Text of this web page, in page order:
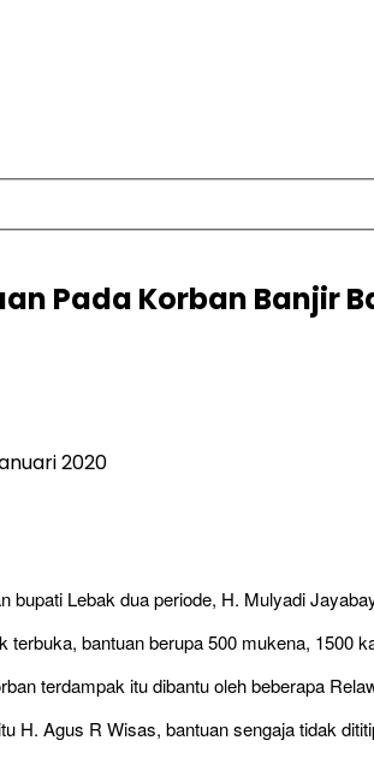
Pada Korban Banjir
2020
Lebak dua periode, H. Mulyadi
terbuka, bantuan berupa 500 mukena, 1500
terdampak itu dibantu oleh beberapa
H. Agus R Wisas, bantuan sengaja tidak